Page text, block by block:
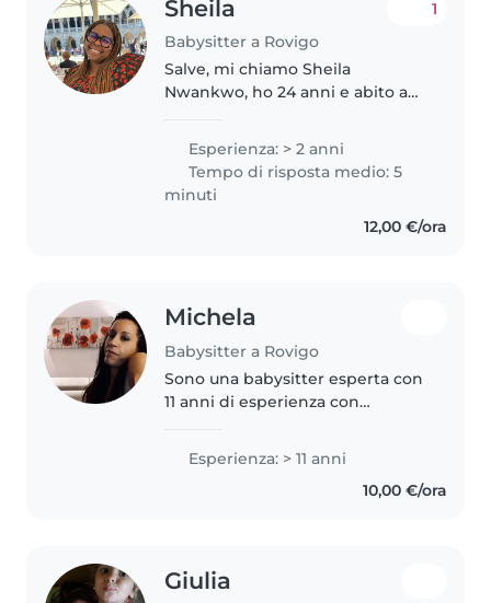
Sheila
Babysitter a Rovigo
1
Salve, mi chiamo Sheila
Nwankwo, ho 24 anni e abito a
Medicina e Chirurgia presso
Alma Mater Studiorum di
Bologna e attualmente sono
Esperienza: > 2 anni
Tempo di risposta medio: 5
minuti
12,00 €/ora
Michela
Babysitter a Rovigo
Sono una babysitter esperta con
11 anni di esperienza con
neonati agli scolari. Mi piace
giocare e sono paziente,
responsabile e divertente. Ho la
Esperienza: > 11 anni
10,00 €/ora
Giulia